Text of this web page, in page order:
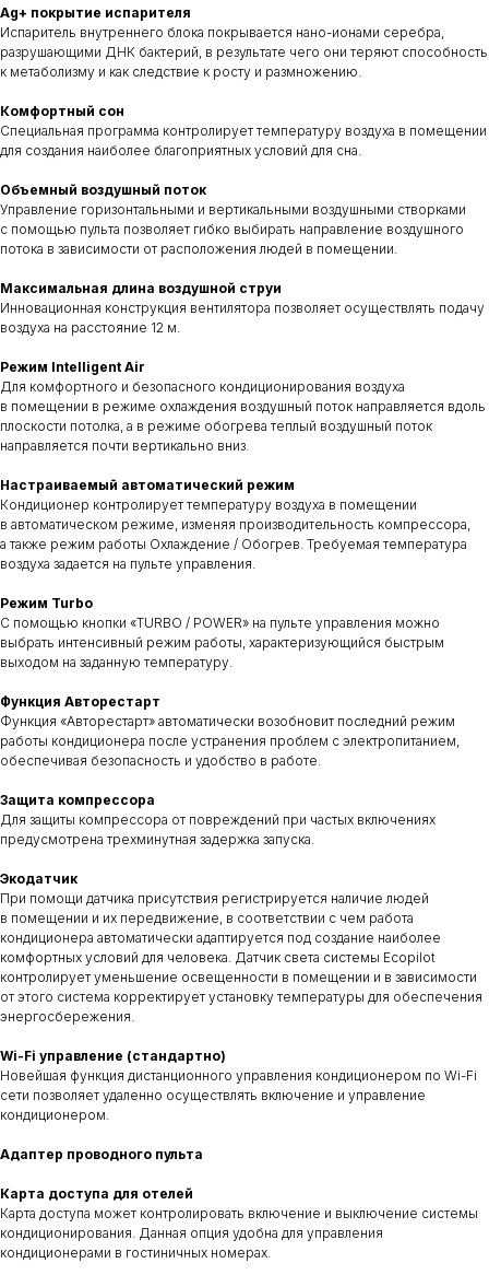
Ag+ покрытие испарителя
Испаритель внутреннего блока покрывается нано-ионами серебра,
разрушающими ДНК бактерий, в результате чего они теряют способность
к метаболизму и как следствие к росту и размножению.
Комфортный сон
Специальная программа контролирует температуру воздуха в помещении
для создания наиболее благоприятных условий для сна.
Объемный воздушный поток
Управление горизонтальными и вертикальными воздушными створками
с помощью пульта позволяет гибко выбирать направление воздушного
потока в зависимости от расположения людей в помещении.
Максимальная длина воздушной струи
Инновационная конструкция вентилятора позволяет осуществлять подачу
воздуха на расстояние 12 м.
Режим Intelligent Air
Для комфортного и безопасного кондиционирования воздуха
в помещении в режиме охлаждения воздушный поток направляется вдоль
плоскости потолка, а в режиме обогрева теплый воздушный поток
направляется почти вертикально вниз.
Настраиваемый автоматический режим
Кондиционер контролирует температуру воздуха в помещении
в автоматическом режиме, изменяя производительность компрессора,
а также режим работы Охлаждение / Обогрев. Требуемая температура
воздуха задается на пульте управления.
Режим Turbo
С помощью кнопки «TURBO / POWER» на пульте управления можно
выбрать интенсивный режим работы, характеризующийся быстрым
выходом на заданную температуру.
Функция Авторестарт
Функция «Авторестарт» автоматически возобновит последний режим
работы кондиционера после устранения проблем с электропитанием,
обеспечивая безопасность и удобство в работе.
Защита компрессора
Для защиты компрессора от повреждений при частых включениях
предусмотрена трехминутная задержка запуска.
Экодатчик
При помощи датчика присутствия регистрируется наличие людей
в помещении и их передвижение, в соответствии с чем работа
кондиционера автоматически адаптируется под создание наиболее
комфортных условий для человека. Датчик света системы Ecopilot
контролирует уменьшение освещенности в помещении и в зависимости
от этого система корректирует установку температуры для обеспечения
энергосбережения.
Wi-Fi управление (стандартно)
Новейшая функция дистанционного управления кондиционером по Wi-Fi
сети позволяет удаленно осуществлять включение и управление
кондиционером.
Адаптер проводного пульта
Карта доступа для отелей
Карта доступа может контролировать включение и выключение системы
кондиционирования. Данная опция удобна для управления
кондиционерами в гостиничных номерах.